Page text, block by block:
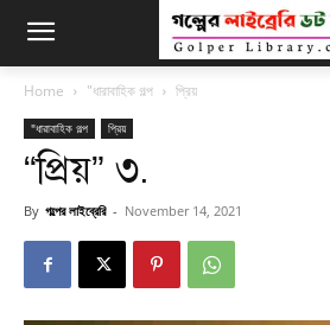
Home "ধারাবাহিক গল্প প্রিয়
"ধারাবাহিক গল্প প্রিয়
“প্রিয়” ৩.
By গল্পের লাইব্রেরি - November 14, 2021